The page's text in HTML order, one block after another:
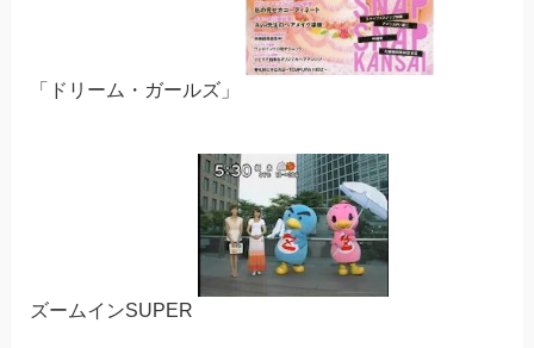
「ドリーム・ガールズ」
ズームインSUPER